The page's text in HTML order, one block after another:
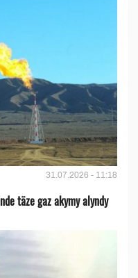
31.07.2026 - 11:18
täze gaz akymy alyndy